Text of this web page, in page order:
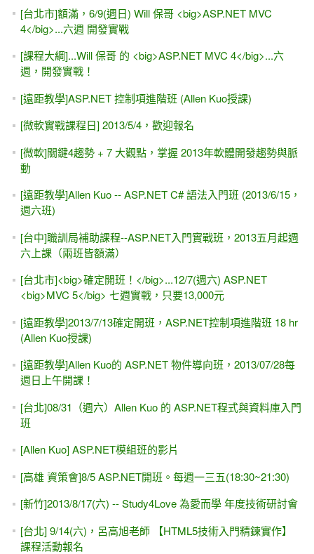
[台北市]額滿，6/9(週日) Will 保哥 <big>ASP.NET MVC
4</big>...六週 開發實戰
[課程大綱]...Will 保哥 的 <big>ASP.NET MVC 4</big>...六
週，開發實戰！
[遠距教學]ASP.NET 控制項進階班 (Allen Kuo授課)
[微軟實戰課程日] 2013/5/4，歡迎報名
[微軟]關鍵4趨勢 + 7 大觀點，掌握 2013年軟體開發趨勢與脈
動
[遠距教學]Allen Kuo -- ASP.NET C# 語法入門班 (2013/6/15，
週六班)
[台中]職訓局補助課程--ASP.NET入門實戰班，2013五月起週
六上課（兩班皆額滿）
[台北市]<big>確定開班！</big>...12/7(週六) ASP.NET
<big>MVC 5</big> 七週實戰，只要13,000元
[遠距教學]2013/7/13確定開班，ASP.NET控制項進階班 18 hr
(Allen Kuo授課)
[遠距教學]Allen Kuo的 ASP.NET 物件導向班，2013/07/28每
週日上午開課！
[台北]08/31（週六）Allen Kuo 的 ASP.NET程式與資料庫入門
班
[Allen Kuo] ASP.NET模組班的影片
[高雄 資策會]8/5 ASP.NET開班。每週一三五(18:30~21:30)
[新竹]2013/8/17(六) -- Study4Love 為愛而學 年度技術研討會
[台北] 9/14(六)，呂高旭老師 【HTML5技術入門精鍊實作】
課程活動報名